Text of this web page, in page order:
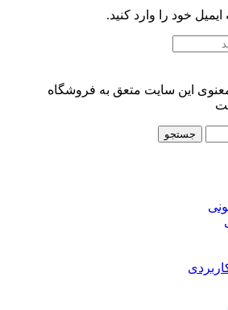
خود را وارد کنید.
این سایت متعق به فروشگاه
جستجو